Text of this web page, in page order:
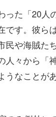
った「20人
です。彼ら
民や海賊た
人々から「
うなことが